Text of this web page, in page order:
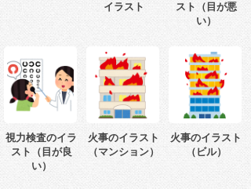
イラスト
スト（目が悪
い）
視力検査のイラ
スト（目が良
い）
火事のイラスト
（マンション）
火事のイラスト
（ビル）